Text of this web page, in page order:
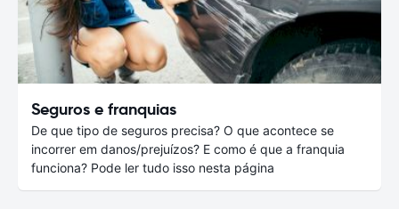
Seguros e franquias
De que tipo de seguros precisa? O que acontece se
incorrer em danos/prejuízos? E como é que a franquia
funciona? Pode ler tudo isso nesta página